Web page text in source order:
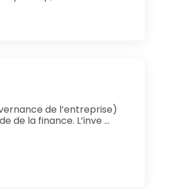
la finance. L’inve ...